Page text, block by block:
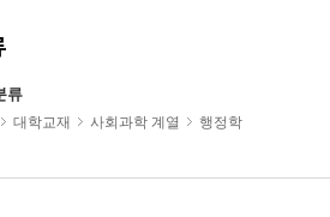
류
대학교재 사회과학 계열 행정학